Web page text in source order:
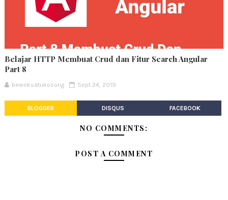
Belajar HTTP Membuat Crud dan Fitur Search Angular
Part 8
bewoksatukosong Sept 24, 2019
BLOGGER DISQUS FACEBOOK
NO COMMENTS:
POST A COMMENT